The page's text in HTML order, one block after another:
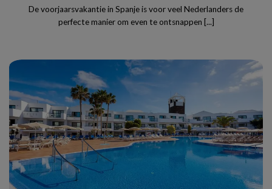
De voorjaarsvakantie in Spanje is voor veel Nederlanders de
perfecte manier om even te ontsnappen [...]